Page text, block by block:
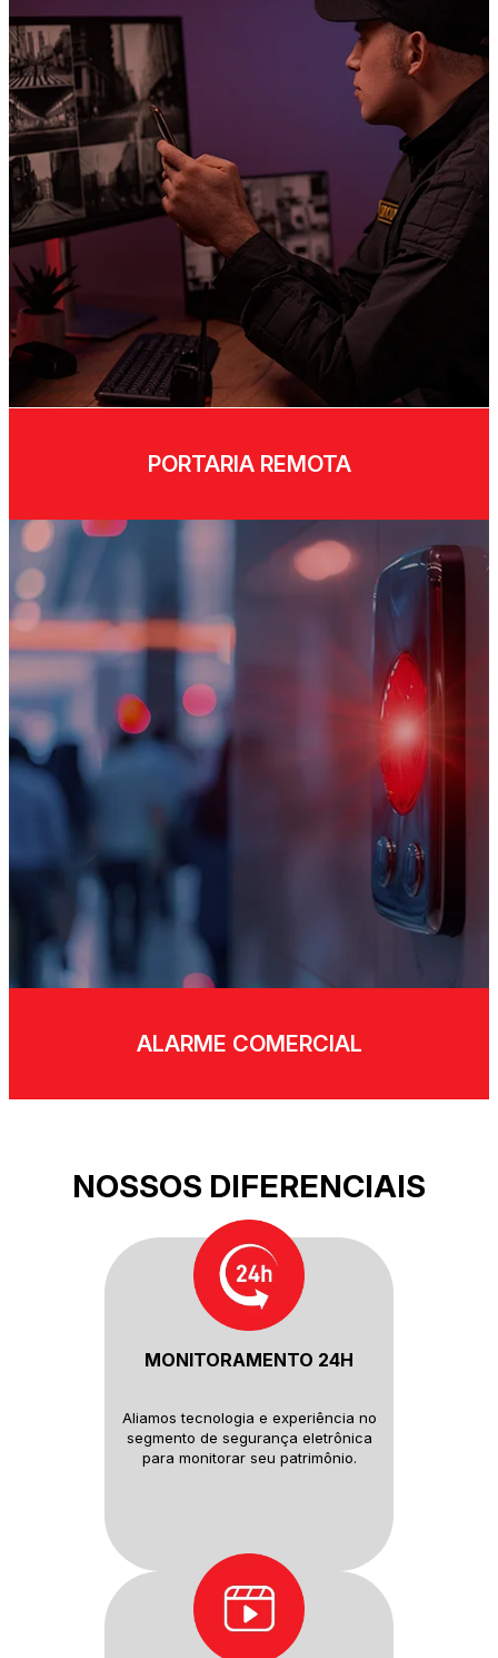
PORTARIA REMOTA
ALARME COMERCIAL
NOSSOS DIFERENCIAIS
MONITORAMENTO 24H
Aliamos tecnologia e experiência no
segmento de segurança eletrônica
para monitorar seu patrimônio.